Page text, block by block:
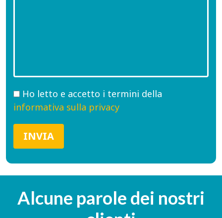
Ho letto e accetto i termini della
informativa sulla privacy
Alcune parole dei nostri